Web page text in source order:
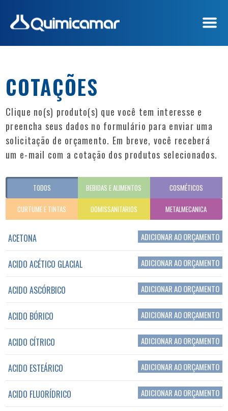
CONTATO
COTAÇÕES
Clique no(s) produto(s) que você tem interesse e
preencha seus dados no formulário para enviar uma
solicitação de orçamento. Em breve, você receberá
um e-mail com a cotação dos produtos selecionados.
TODOS BEBIDAS E ALIMENTOS COSMÉTICOS
CURTUME E TINTAS DOMISSANITARIOS METALMECANICA
ACETONA ADICIONAR AO ORÇAMENTO
ACIDO ACÉTICO GLACIAL ADICIONAR AO ORÇAMENTO
ACIDO ASCÓRBICO ADICIONAR AO ORÇAMENTO
ACIDO BÓRICO ADICIONAR AO ORÇAMENTO
ACIDO CÍTRICO ADICIONAR AO ORÇAMENTO
ACIDO ESTEÁRICO ADICIONAR AO ORÇAMENTO
ACIDO FLUORÍDRICO ADICIONAR AO ORÇAMENTO